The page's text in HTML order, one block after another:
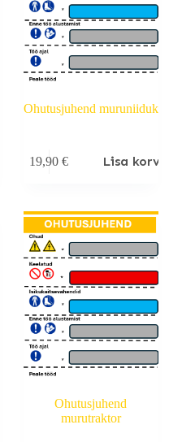
Ohutusjuhend muruniiduk
19,90€ Lisa korvi
Ohutusjuhend
murutraktor